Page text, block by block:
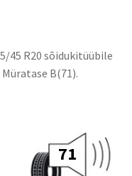
45 R20 sõidukitüübile
B(71).
71